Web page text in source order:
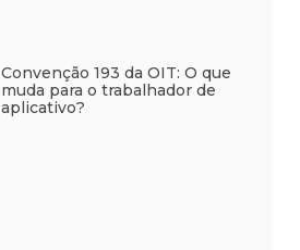
Convenção 193 da OIT: O que
muda para o trabalhador de
aplicativo?